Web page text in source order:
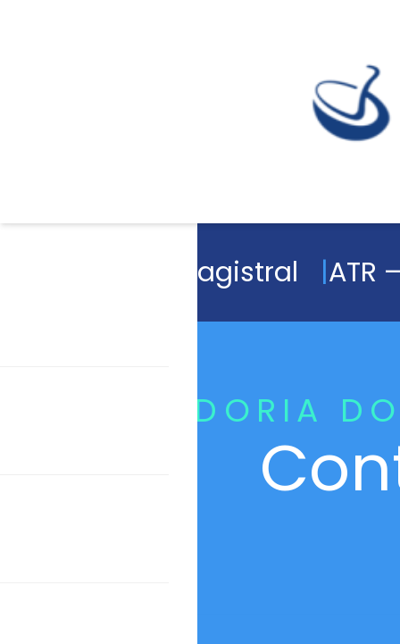
Academia Magistral ATR
CURADORIA